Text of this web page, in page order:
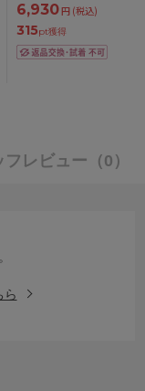
6,930円 (税込)
315pt獲得
フレビュー （0）
ら